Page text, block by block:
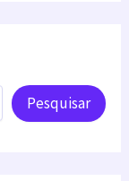
Pesquisar